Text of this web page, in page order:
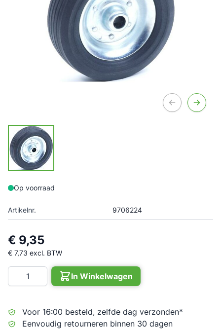
Op voorraad
Artikelnr. 9706224
€ 9,35
€ 7,73 excl. BTW
Aantal
In Winkelwagen
Voor 16:00 besteld, zelfde dag verzonden*
Eenvoudig retourneren binnen 30 dagen